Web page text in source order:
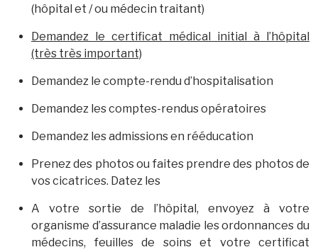
(hôpital et / ou médecin traitant)
Demandez le certificat médical initial à l’hôpital
(très très important)
Demandez le compte-rendu d’hospitalisation
Demandez les comptes-rendus opératoires
Demandez les admissions en rééducation
Prenez des photos ou faites prendre des photos de
vos cicatrices. Datez les
A votre sortie de l’hôpital, envoyez à votre
organisme d’assurance maladie les ordonnances du
médecins, feuilles de soins et votre certificat